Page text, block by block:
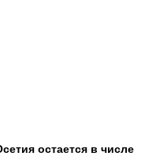
остается в числе